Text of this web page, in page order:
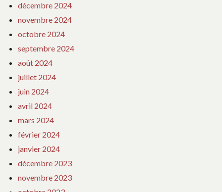
décembre 2024
novembre 2024
octobre 2024
septembre 2024
août 2024
juillet 2024
juin 2024
avril 2024
mars 2024
février 2024
janvier 2024
décembre 2023
novembre 2023